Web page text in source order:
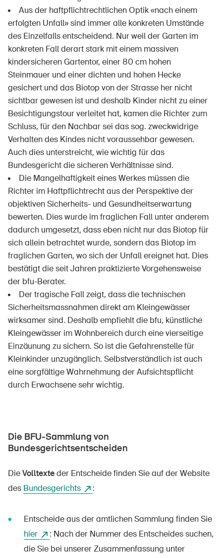
DE FR
Startseite
Newsletter abonnieren
Aus der haftpflichtrechtlichen Optik «nach einem
erfolgten Unfall» sind immer alle konkreten Umstände
des Einzelfalls entscheidend. Nur weil der Garten im
konkreten Fall derart stark mit einem massiven
kindersicheren Gartentor, einer 80 cm hohen
Steinmauer und einer dichten und hohen Hecke
gesichert und das Biotop von der Strasse her nicht
sichtbar gewesen ist und deshalb Kinder nicht zu einer
Besichtigungstour verleitet hat, kamen die Richter zum
Schluss, für den Nachbar sei das sog. zweckwidrige
Verhalten des Kindes nicht voraussehbar gewesen.
Auch dies unterstreicht, wie wichtig für das
Bundesgericht die sicheren Verhältnisse sind.
Die Mangelhaftigkeit eines Werkes müssen die
Richter im Haftpflichtrecht aus der Perspektive der
objektiven Sicherheits- und Gesundheitserwartung
bewerten. Dies wurde im fraglichen Fall unter anderem
dadurch umgesetzt, dass eben nicht nur das Biotop für
sich allein betrachtet wurde, sondern das Biotop im
fraglichen Garten, wo sich der Unfall ereignet hat. Dies
bestätigt die seit Jahren praktizierte Vorgehensweise
der bfu-Berater.
Der tragische Fall zeigt, dass die technischen
Sicherheitsmassnahmen direkt am Kleingewässer
wirksamer sind. Deshalb empfiehlt die bfu, künstliche
Kleingewässer im Wohnbereich durch eine vierseitige
Einzäunung zu sichern. So ist die Gefahrenstelle für
Kleinkinder unzugänglich. Selbstverständlich ist auch
eine sorgfältige Wahrnehmung der Aufsichtspflicht
durch Erwachsene sehr wichtig.
Die BFU-Sammlung von
Bundesgerichtsentscheiden
DieVolltexteder Entscheide finden Sie auf der Website
des Bundesgerichts :
Entscheide aus der amtlichen Sammlung finden Sie
hier
: Nach der Nummer des Entscheides suchen,
die Sie bei unserer Zusammenfassung unter